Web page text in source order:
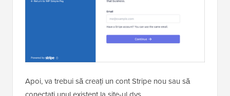
Apoi, va trebui să creați un cont Stripe nou sau să